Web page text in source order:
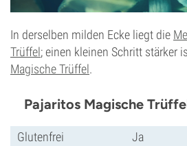
In derselben milden Ecke liegt die
Trüffel; einen kleinen Schritt stärker
Magische Trüffel.
Pajaritos Magische
Glutenfrei Ja